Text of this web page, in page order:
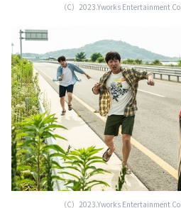
（C）2023.Yworks Entertainment
（C）2023.Yworks Entertainment